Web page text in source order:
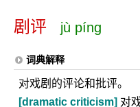
剧评 jù píng
词典解释
对戏剧的评论和批评。
[dramatic criticism] 对